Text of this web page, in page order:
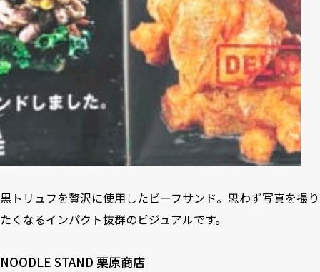
黒トリュフを贅沢に使用したビーフサンド。思わず写真を撮り
たくなるインパクト抜群のビジュアルです。
NOODLE STAND 栗原商店